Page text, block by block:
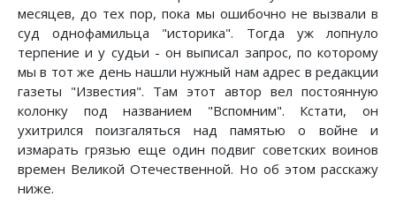
месяцев, до тех пор, пока мы ошибочно не вызвали в
суд однофамильца "историка". Тогда уж лопнуло
терпение и у судьи - он выписал запрос, по которому
мы в тот же день нашли нужный нам адрес в редакции
газеты "Известия". Там этот автор вел постоянную
колонку под названием "Вспомним". Кстати, он
ухитрился поизгаляться над памятью о войне и
измарать грязью еще один подвиг советских воинов
времен Великой Отечественной. Но об этом расскажу
ниже.